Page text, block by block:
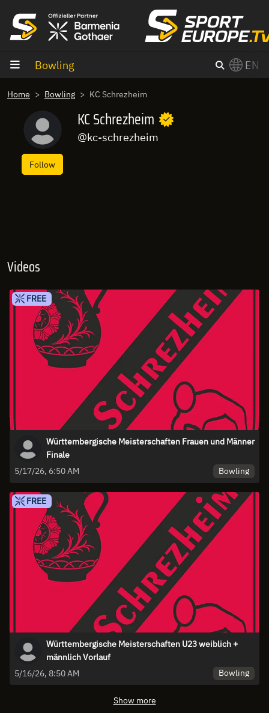
Bowling EN
Home Bowling KC Schrezheim
Follow
KC Schrezheim
@kc-schrezheim
Videos
FREE
Württembergische Meisterschaften Frauen und Männer
Finale
5/17/26, 6:50 AM
Bowling
FREE
Württembergische Meisterschaften U23 weiblich +
männlich Vorlauf
5/16/26, 8:50 AM
Bowling
Show more